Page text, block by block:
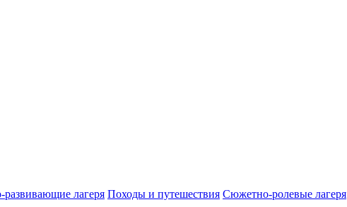
развивающие лагеря Походы и путешествия Сюжетно-ролевые лагеря